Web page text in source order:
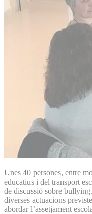
Unes 40 persones, entre
educatius i del transport
de discussió sobre
diverses actuacions
abordar l’assetjament